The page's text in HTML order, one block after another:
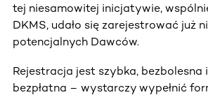
tej niesamowitej inicjatywie,
DKMS, udało się zarejestrować już
potencjalnych Dawców.
Rejestracja jest szybka, bezbolesna
bezpłatna – wystarczy wypełnić